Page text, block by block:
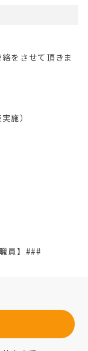
をさせて頂きま
施）
員】###